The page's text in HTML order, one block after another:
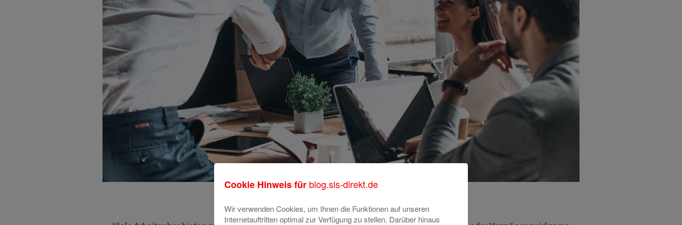
Cookie Hinweis für blog.sls-direkt.de
Wir verwenden Cookies, um Ihnen die Funktionen auf unseren
Internetauftritten optimal zur Verfügung zu stellen. Darüber hinaus